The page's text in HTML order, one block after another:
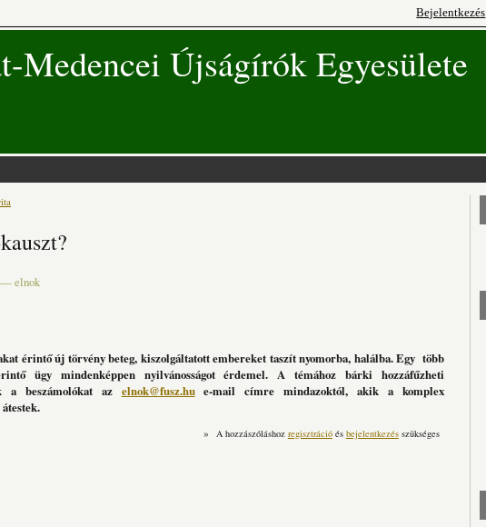
Bejelentkezés
Medencei Újságírók Egyesülete
—elnok
érintő új törvény beteg, kiszolgáltatott embereket taszít nyomorba, halálba.Egy több
ügy mindenképpen nyilvánosságot érdemel. A témához bárki hozzáfűzheti
a beszámolókat az elnok@fusz.hue-mail címre mindazoktól, akik a komplex
» A hozzászóláshoz regisztrációés bejelentkezésszükséges